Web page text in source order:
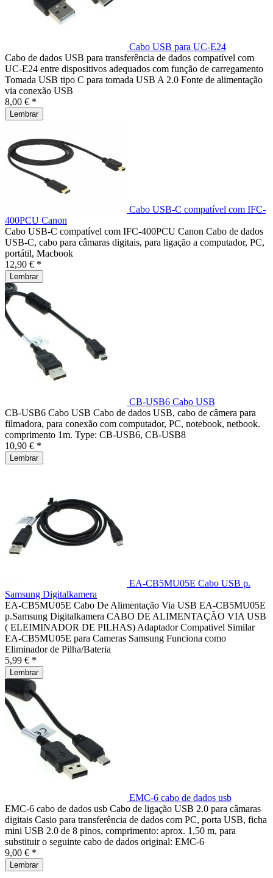
Cabo USB para UC-E24
Cabo de dados USB para transferência de dados compatível com
UC-E24 entre dispositivos adequados com função de carregamento
Tomada USB tipo C para tomada USB A 2.0 Fonte de alimentação
via conexão USB
8,00 € *
Lembrar
Cabo USB-C compatível com IFC-
400PCU Canon
Cabo USB-C compatível com IFC-400PCU Canon Cabo de dados
USB-C, cabo para câmaras digitais, para ligação a computador, PC,
portátil, Macbook
12,90 € *
Lembrar
CB-USB6 Cabo USB
CB-USB6 Cabo USB Cabo de dados USB, cabo de câmera para
filmadora, para conexão com computador, PC, notebook, netbook.
comprimento 1m. Type: CB-USB6, CB-USB8
10,90 € *
Lembrar
EA-CB5MU05E Cabo USB p.
Samsung Digitalkamera
EA-CB5MU05E Cabo De Alimentação Via USB EA-CB5MU05E
p.Samsung Digitalkamera CABO DE ALIMENTAÇÃO VIA USB
( ELEIMINADOR DE PILHAS) Adaptador Compativel Similar
EA-CB5MU05E para Cameras Samsung Funciona como
Eliminador de Pilha/Bateria
5,99 € *
Lembrar
EMC-6 cabo de dados usb
EMC-6 cabo de dados usb Cabo de ligação USB 2.0 para câmaras
digitais Casio para transferência de dados com PC, porta USB, ficha
mini USB 2.0 de 8 pinos, comprimento: aprox. 1,50 m, para
substituir o seguinte cabo de dados original: EMC-6
9,00 € *
Lembrar